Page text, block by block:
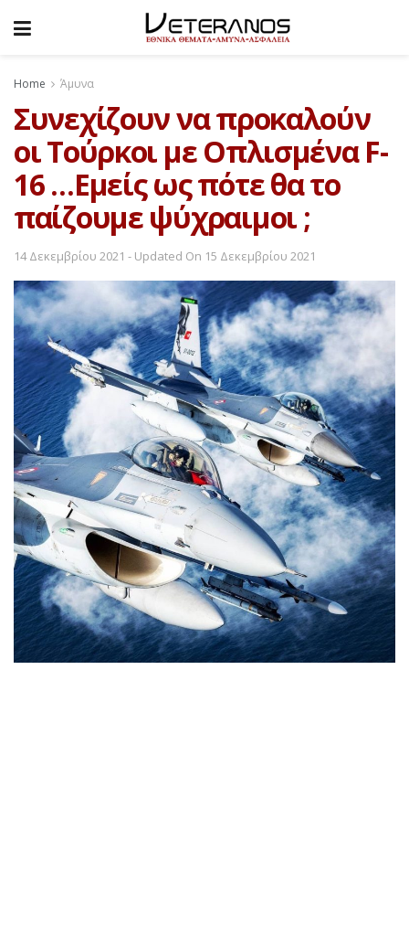
Home Άμυνα
Συνεχίζουν να προκαλούν
οι Τούρκοι με Οπλισμένα F-
16 …Εμείς ως πότε θα το
παίζουμε ψύχραιμοι ;
14 Δεκεμβρίου 2021 - Updated On 15 Δεκεμβρίου 2021